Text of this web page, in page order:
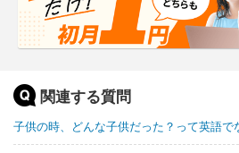
関連する質問
子供の時、どんな子供だった？って英語で